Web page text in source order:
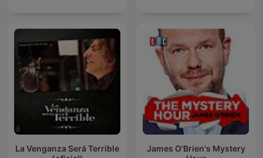
La Venganza Será Terrible
James O'Brien's Mystery